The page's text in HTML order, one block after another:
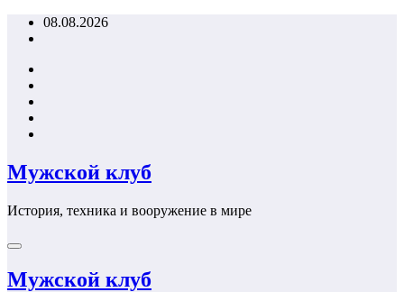
Перейти08.08.2026
Мужской клуб
История, техника и вооружение в мире
Мужской клуб